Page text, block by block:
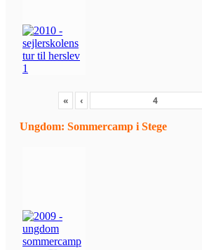
« ‹
Ungdom: Sommercamp i Stege